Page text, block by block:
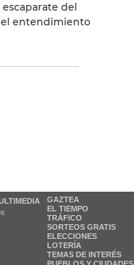
del
el entendimiento
GAZTEA
EL TIEMPO
TRÁFICO
SORTEOS GRATIS
ELECCIONES
LOTERÍA
TEMAS DE INTERÉS